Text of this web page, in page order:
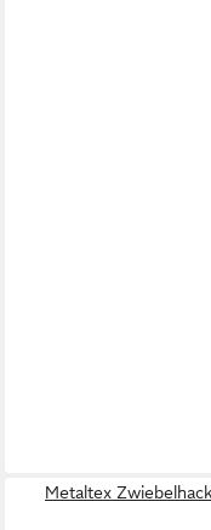
Metaltex